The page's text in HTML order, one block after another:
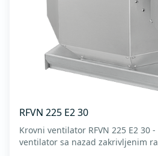
RFVN 225 E2 30
Krovni ventilator RFVN 225 E2 30
ventilator sa nazad zakrivljenim